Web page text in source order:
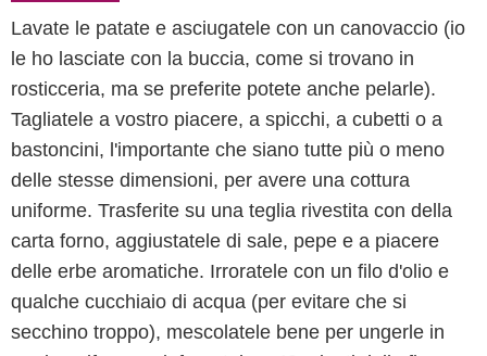
Lavate le patate e asciugatele con un canovaccio (io
le ho lasciate con la buccia, come si trovano in
rosticceria, ma se preferite potete anche pelarle).
Tagliatele a vostro piacere, a spicchi, a cubetti o a
bastoncini, l'importante che siano tutte più o meno
delle stesse dimensioni, per avere una cottura
uniforme. Trasferite su una teglia rivestita con della
carta forno, aggiustatele di sale, pepe e a piacere
delle erbe aromatiche. Irroratele con un filo d'olio e
qualche cucchiaio di acqua (per evitare che si
secchino troppo), mescolatele bene per ungerle in